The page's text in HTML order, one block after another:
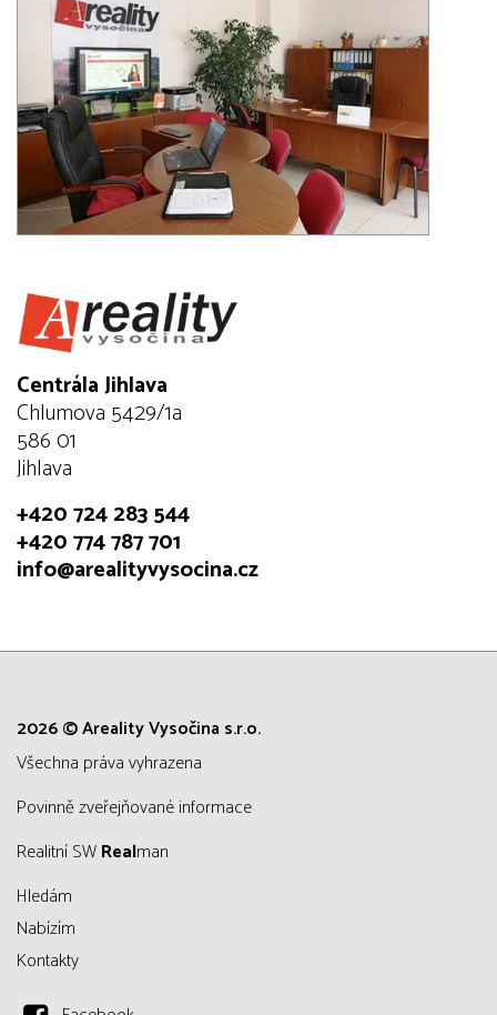
Centrála Jihlava
Chlumova 5429/1a
586 01
Jihlava
+420 724 283 544
+420 774 787 701
info@arealityvysocina.cz
2026 © Areality Vysočina s.r.o.
všechna práva vyhrazena
Povinně zveřejňované informace
Realitní SWRealman
Hledám
Nabízím
Kontakty